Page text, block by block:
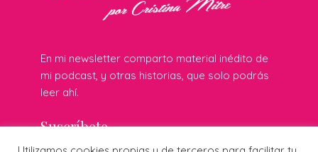
En mi newsletter comparto material inédito de
mi podcast, y otras historias, que solo podrás
leer ahí.
Suscríbete